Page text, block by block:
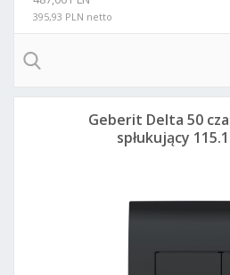
395,93 PLN netto
Geberit Delta 50
spłukujący